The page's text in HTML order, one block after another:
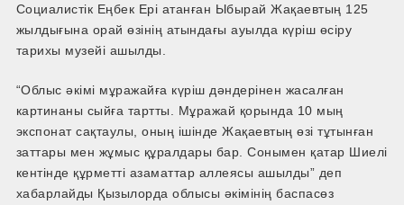
Социалистік Еңбек Ері атанған Ыбырай Жақаевтың 125
жылдығына орай өзінің атындағы ауылда күріш өсіру
тарихы музейі ашылды.
“Облыс әкімі мұражайға күріш дәндерінен жасалған
картинаны сыйға тартты. Мұражай қорында 10 мың
экспонат сақтаулы, оның ішінде Жақаевтың өзі тұтынған
заттары мен жұмыс құралдары бар. Сонымен қатар Шиелі
кентінде құрметті азаматтар аллеясы ашылды” деп
хабарлайды Қызылорда облысы әкімінің баспасөз